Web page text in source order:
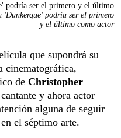
podría ser el primero y el último
'Dunkerque' podría ser el primero
y el último como actor
que supondrá su
cinematográfica,
de Christopher
y ahora actor
alguna de seguir
el séptimo arte.